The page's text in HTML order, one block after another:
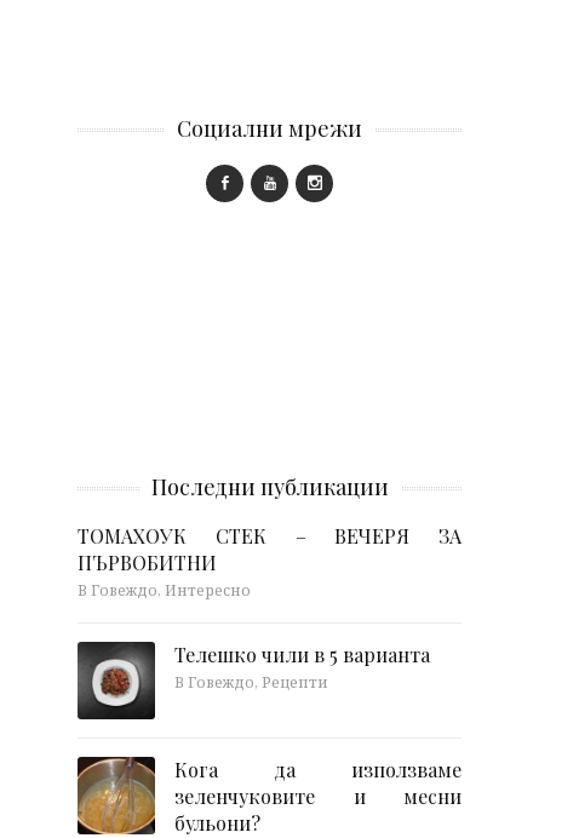
Социални мрежи
Последни публикации
ТОМАХОУК СТЕК – ВЕЧЕРЯ ЗА
ПЪРВОБИТНИ
В Говеждо, Интересно
Телешко чили в 5 варианта
В Говеждо, Рецепти
Кога да използваме
зеленчуковите и месни
бульони?